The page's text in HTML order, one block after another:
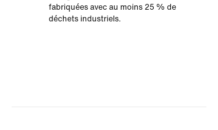
fabriquées avec au moins 25 % de
déchets industriels.